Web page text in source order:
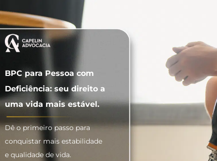
BPC para Pessoa com
Deficiência: seu direito a
uma vida mais estável.
Dê o primeiro passo para
conquistar mais estabilidade
e qualidade de vida.